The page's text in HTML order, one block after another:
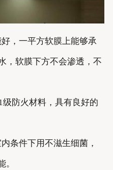
，一平方软膜上能够承
，软膜下方不会渗透，不
防火材料，具有良好的
条件下用不滋生细菌，